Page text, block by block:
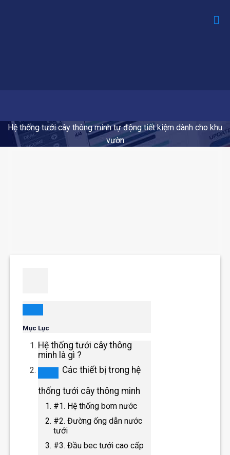
Hệ thống tưới cây thông minh tự động tiết kiệm dành cho khu
vườn
Mục Lục
Hệ thống tưới cây thông
minh là gì ?
Các thiết bị trong hệ
thống tưới cây thông minh
#1. Hệ thống bơm nước
#2. Đường ống dẫn nước
tưới
#3. Đầu bec tưới cao cấp